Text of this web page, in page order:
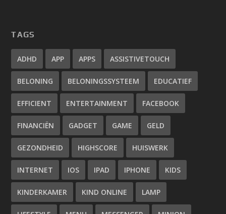
TAGS
ADHD APP APPS ASSISTIVETOUCH
BELONING BELONINGSSYSTEEM EDUCATIEF
EFFICIENT ENTERTAINMENT FACEBOOK
FINANCIËN GADGET GAME GELD
GEZONDHEID HIGHSCORE HUISWERK
INTERNET IOS IPAD IPHONE KIDS
KINDERKAMER KIND ONLINE LAMP